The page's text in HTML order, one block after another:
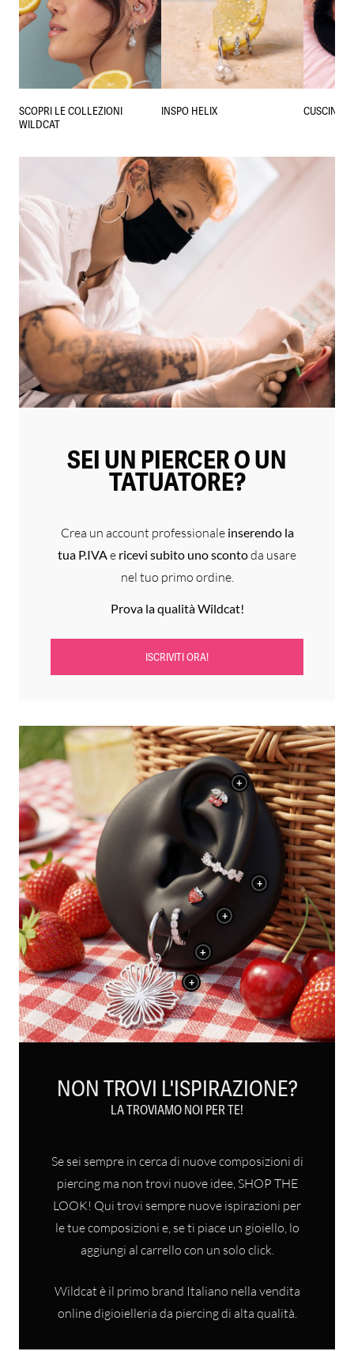
SCOPRI LE COLLEZIONI
WILDCAT
INSPO HELIX CUSCINO
SEI UN PIERCER O UN
TATUATORE?
Crea un account professionale inserendo la
tua P.IVA e ricevi subito uno scontoda usare
nel tuo primo ordine.
Prova la qualità Wildcat!
ISCRIVITI ORA!
NON TROVI L'ISPIRAZIONE?
LA TROVIAMO NOI PER TE!
Se sei sempre in cerca di nuove composizioni di
piercing ma non trovi nuove idee, SHOP THE
LOOK! Qui trovi sempre nuove ispirazioni per
le tue composizioni e, se ti piace un gioiello, lo
aggiungi al carrello con un solo click.
Wildcat è il primo brand Italiano nella vendita
online digioielleria da piercing di alta qualità.
+
+
+
+
+